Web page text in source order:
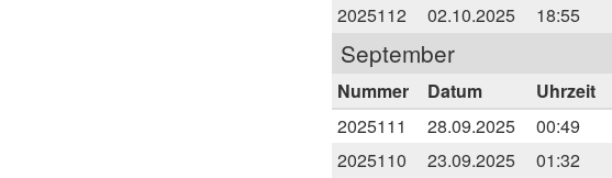
2025112
02.10.2025 18:55
September
Nummer Datum Uhrzeit
2025111
28.09.2025 00:49
2025110
23.09.2025 01:32